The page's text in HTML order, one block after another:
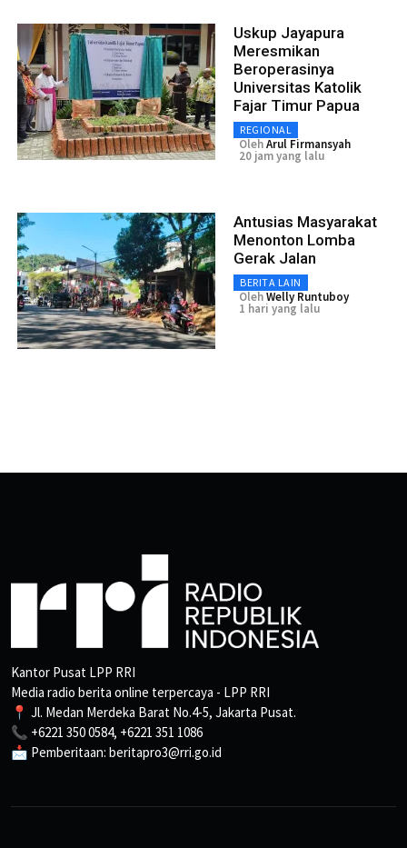
Uskup Jayapura
Meresmikan
Beroperasinya
Universitas Katolik
Fajar Timur Papua
REGIONAL
OlehArul Firmansyah
20 jam yang lalu
Antusias Masyarakat
Menonton Lomba
Gerak Jalan
BERITA LAIN
OlehWelly Runtuboy
1 hari yang lalu
Kantor Pusat LPP RRI
Media radio berita online terpercaya - LPP RRI
📍 Jl. Medan Merdeka Barat No.4-5, Jakarta Pusat.
📞 +6221 350 0584, +6221 351 1086
📩 Pemberitaan: beritapro3@rri.go.id